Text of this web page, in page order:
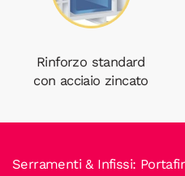
Rinforzo standard
con acciaio zincato
Serramenti & Infissi: